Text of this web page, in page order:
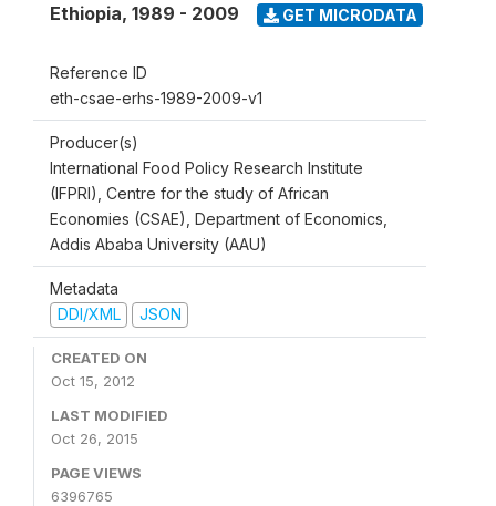
Ethiopia, 1989 - 2009 GET MICRODATA
Reference ID
eth-csae-erhs-1989-2009-v1
Producer(s)
International Food Policy Research Institute
(IFPRI), Centre for the study of African
Economies (CSAE), Department of Economics,
Addis Ababa University (AAU)
Metadata
DDI/XML
JSON
CREATED ON
Oct 15, 2012
LAST MODIFIED
Oct 26, 2015
PAGE VIEWS
6396765